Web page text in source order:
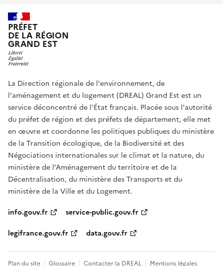
PRÉFET
DE LA RÉGION
GRAND EST
La Direction régionale de l'environnement, de
l'aménagement et du logement (DREAL) Grand Est est un
service déconcentré de l'État français. Placée sous l'autorité
du préfet de région et des préfets de département, elle met
en œuvre et coordonne les politiques publiques du ministère
de la Transition écologique, de la Biodiversité et des
Négociations internationales sur le climat et la nature, du
ministère de l’Aménagement du territoire et de la
Décentralisation, du ministère des Transports et du
ministère de la Ville et du Logement.
info.gouv.fr
service-public.gouv.fr
legifrance.gouv.fr
data.gouv.fr
Plan du site Glossaire Contacter la DREAL Mentions légales